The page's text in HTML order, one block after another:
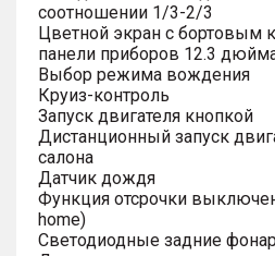
соотношении 1/3-2/3
Цветной экран с бортовым
панели приборов 12.3
Выбор режима вождения
Круиз-контроль
Запуск двигателя кнопкой
Дистанционный запуск
салона
Датчик дождя
Функция отсрочки
home)
Светодиодные задние